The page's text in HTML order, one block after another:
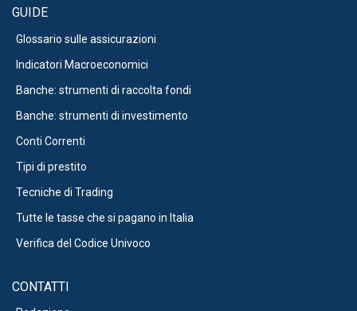
GUIDE
Glossario sulle assicurazioni
Indicatori Macroeconomici
Banche: strumenti di raccolta fondi
Banche: strumenti di investimento
Conti Correnti
Tipi di prestito
Tecniche di Trading
Tutte le tasse che si pagano in Italia
Verifica del Codice Univoco
CONTATTI